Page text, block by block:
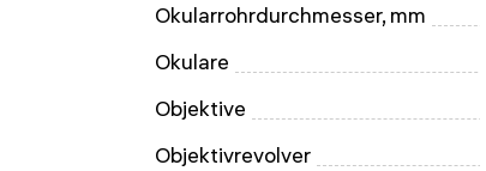
Okularrohrdurchmesser, mm
Okulare
Objektive
Objektivrevolver